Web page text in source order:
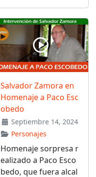
Salvador Zamora en
Homenaje a Paco Esc
obedo
Septiembre 14, 2024
Personajes
Homenaje sorpresa r
ealizado a Paco Esco
bedo, que fuera alcal